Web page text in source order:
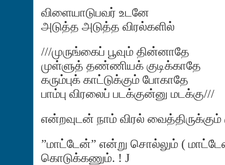
விளையாடுபவர் உடனே
அடுத்த அடுத்த விரல்களில்
///முருங்கைப் பூவும் தின்னாதே
முள்ளுத் தண்ணியக் குடிக்காதே
கரும்புக் காட்டுக்கும் போகாதே
பாம்பு விரலைப் படக்குன்னு மடக்கு///
என்றவுடன் நாம் விரல்
”மாட்டேன்” என்று சொல்லும் (
கொடுக்கணும். ! J